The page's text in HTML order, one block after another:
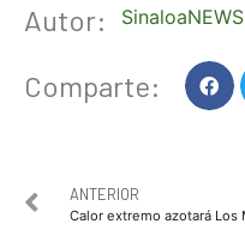
Autor: SinaloaNEWS
Comparte:
ANTERIOR